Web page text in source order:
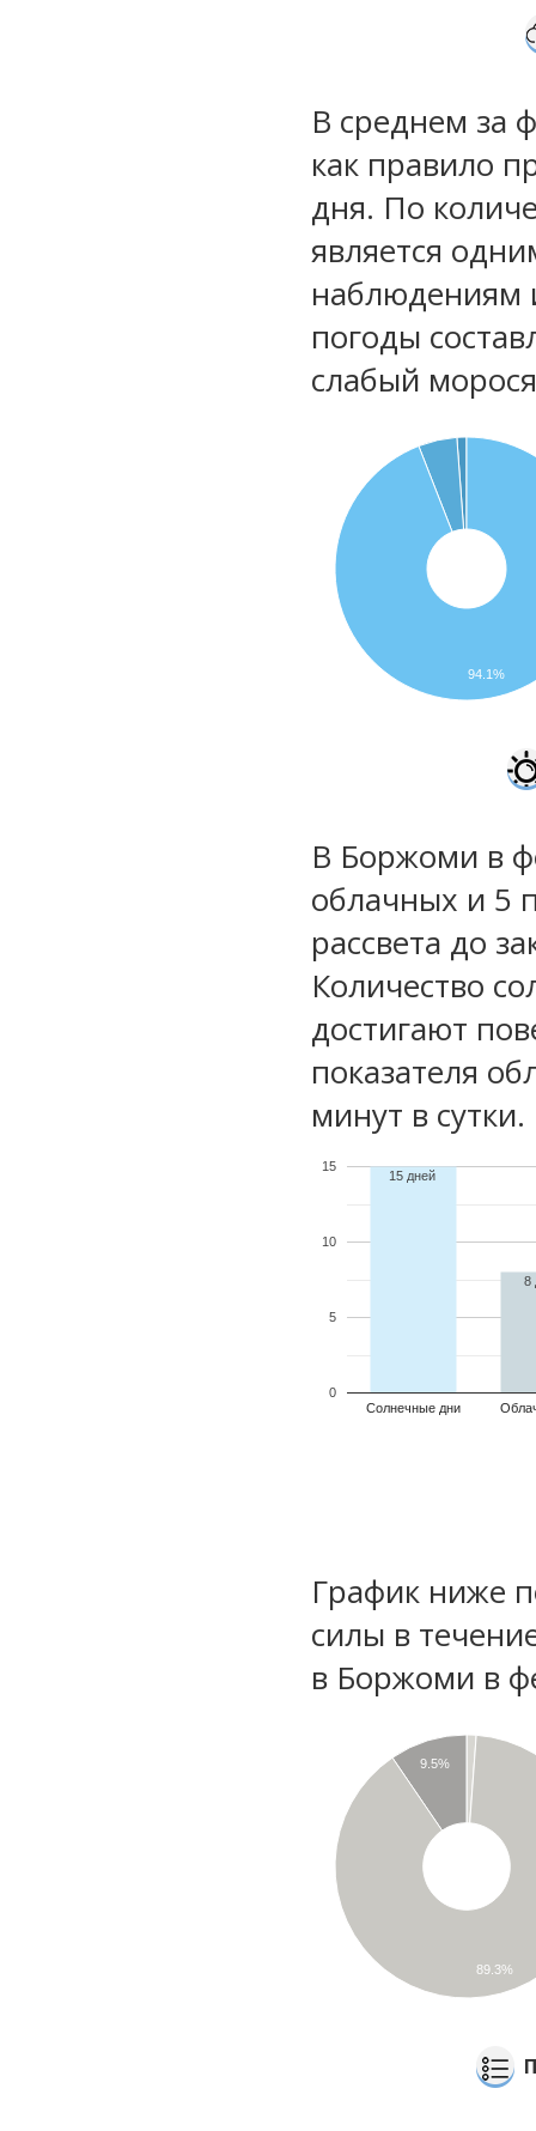
В среднем за
как правило
дня. По
является
наблюдениям
погоды
слабый
94.1%
В Боржоми в
облачных и 5
рассвета до
Количество
достигают
показателя
минут в сутки.
Солнечные дни
0
5
10
15
15 дней
8
График ниже
силы в
в Боржоми в
9.5%
89.3%